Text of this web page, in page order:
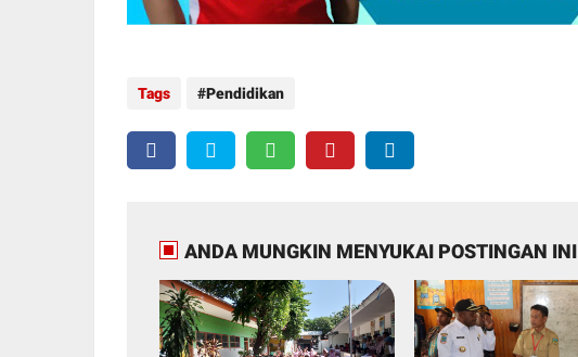
Tags Pendidikan
ANDA MUNGKIN MENYUKAI POSTINGAN INI